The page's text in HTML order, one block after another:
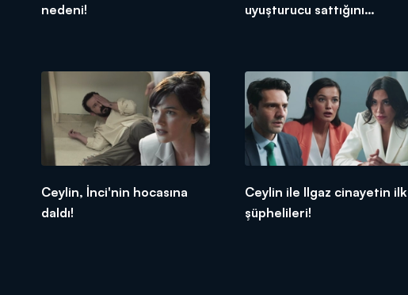
nedeni!
uyuşturucu sattığını
Ceylin, İnci'nin hocasına
daldı!
Ceylin ile Ilgaz cinayetin ilk
şüphelileri!